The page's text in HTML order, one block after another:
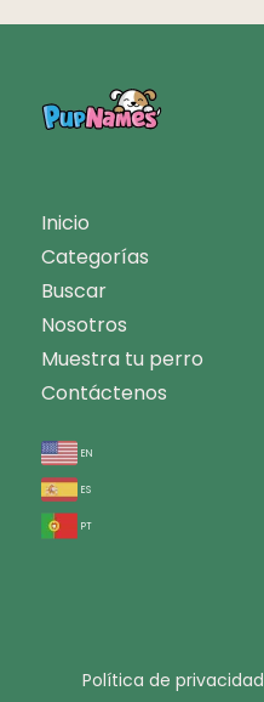
Inicio
Categorías
Buscar
Nosotros
Muestra tu perro
Contáctenos
en
es
pt
Política de privacidad